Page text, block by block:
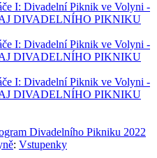
I: Divadelní Piknik ve Volyni -
DIVADELNÍHO PIKNIKU
I: Divadelní Piknik ve Volyni -
DIVADELNÍHO PIKNIKU
I: Divadelní Piknik ve Volyni -
DIVADELNÍHO PIKNIKU
Divadelního Pikniku 2022
: Vstupenky